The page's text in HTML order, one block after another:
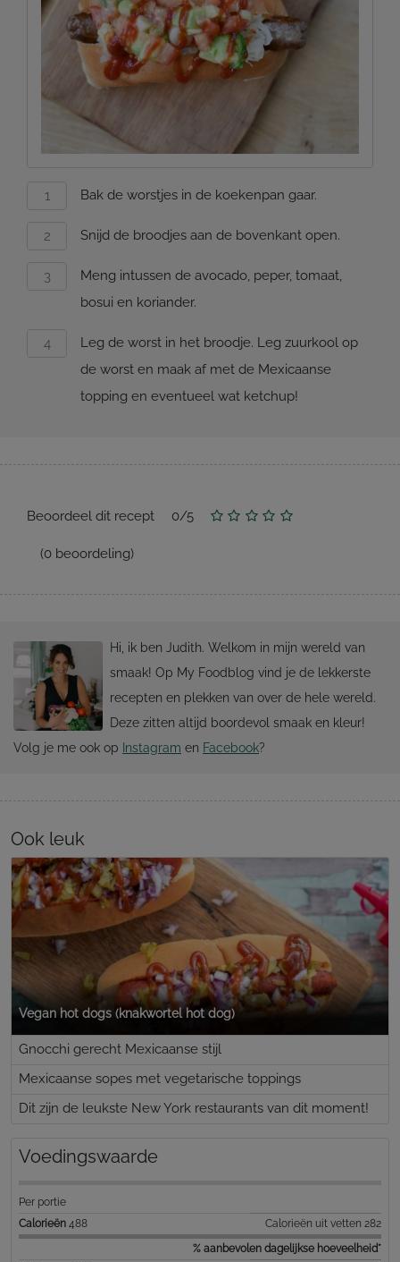
Bak de worstjes in de koekenpan gaar.
Snijd de broodjes aan de bovenkant open.
Meng intussen de avocado, peper, tomaat,
bosui en koriander.
Leg de worst in het broodje. Leg zuurkool op
de worst en maak af met de Mexicaanse
topping en eventueel wat ketchup!
Beoordeel dit recept 0/5
(0 beoordeling)
Hi, ik ben Judith. Welkom in mijn wereld van
smaak! Op My Foodblog vind je de lekkerste
recepten en plekken van over de hele wereld.
Deze zitten altijd boordevol smaak en kleur!
Volg je me ook op Instagram en Facebook?
Ook leuk
Vegan hot dogs (knakwortel hot dog)
Gnocchi gerecht Mexicaanse stijl
Mexicaanse sopes met vegetarische toppings
Dit zijn de leukste New York restaurants van dit moment!
Voedingswaarde
Per portie
Calorieën 488
Calorieën uit vetten 282
% aanbevolen dagelijkse hoeveelheid*